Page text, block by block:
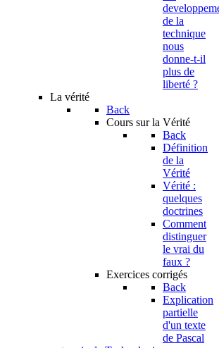
de la
technique
nous
donne-t-il
plus de
liberté ?
La vérité
Back
Cours sur la Vérité
Back
Définition
de la
Vérité
Vérité :
quelques
doctrines
Comment
distinguer
le vrai du
faux ?
Exercices corrigés
Back
Explication
partielle
d'un texte
de Pascal